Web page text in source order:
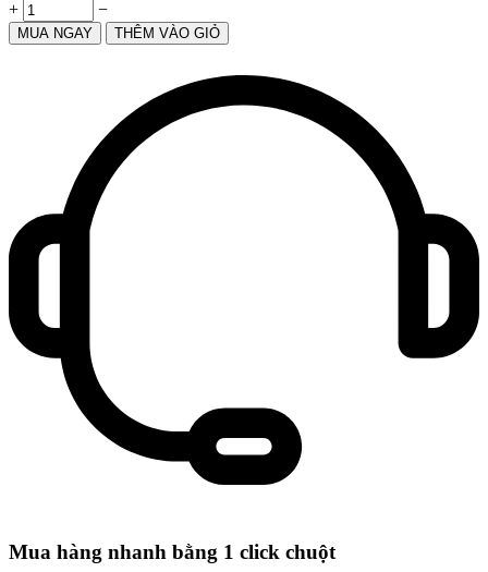
+ −
MUA NGAY THÊM VÀO GIỎ
Mua hàng nhanh bằng 1 click chuột